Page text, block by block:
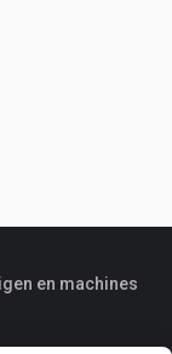
en machines